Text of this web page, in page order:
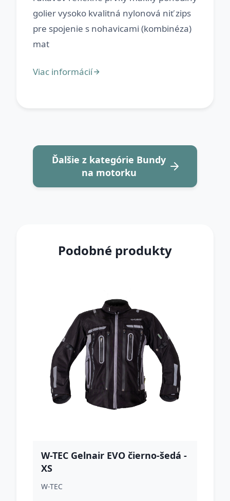
golier vysoko kvalitná nylonová niť zips
pre spojenie s nohavicami (kombinéza)
Ďalšie z kategórie Bundy
na motorku
Podobné produkty
W-TEC Gelnair EVO čierno-šedá -
XS
W-TEC